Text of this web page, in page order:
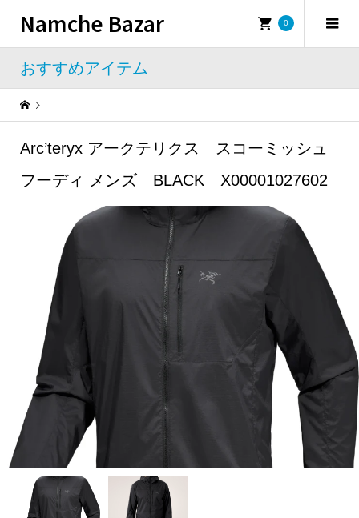
Namche Bazar 0
おすすめアイテム
Arc’teryx アークテリクス スコーミッシュ
フーディ メンズ BLACK X00001027602